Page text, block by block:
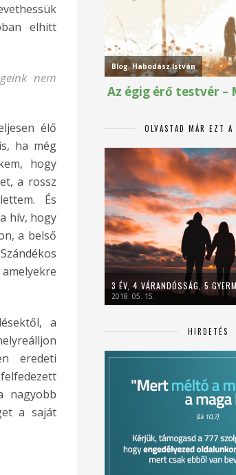
elhitt
nem
élő
ha még
hogy
a rossz
És
hív, hogy
a belső
a
eredeti
nagyobb
a saját
OLVASTAD MÁR EZT A
3 ÉV, 4 VÁRANDÓSSÁG, 5
2018. 05. 15.
HIRDETÉS